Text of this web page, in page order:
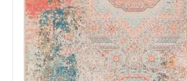
Recibir mi oferta